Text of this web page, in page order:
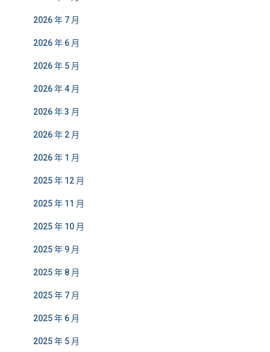
2026 年 7 月
2026 年 6 月
2026 年 5 月
2026 年 4 月
2026 年 3 月
2026 年 2 月
2026 年 1 月
2025 年 12 月
2025 年 11 月
2025 年 10 月
2025 年 9 月
2025 年 8 月
2025 年 7 月
2025 年 6 月
2025 年 5 月